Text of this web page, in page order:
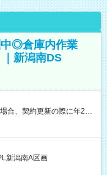
◎倉庫内作業
新潟南DS
合、契約更新の際に年2回
給 ※深夜割増賃金 (22:00～
期間
、給与は本採用時と同じ
新潟南A区画